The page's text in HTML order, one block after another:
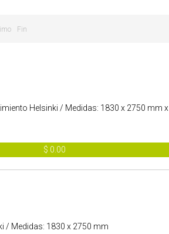
Fin
Helsinki / Medidas: 1830 x 2750 mm x
$ 0.00
/ Medidas: 1830 x 2750 mm